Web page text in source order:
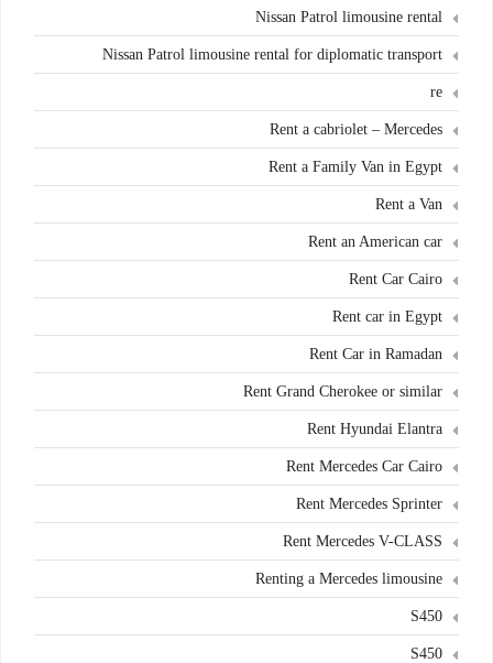
Nissan Patrol limousine rental
Nissan Patrol limousine rental for diplomatic transport
re
Rent a cabriolet – Mercedes
Rent a Family Van in Egypt
Rent a Van
Rent an American car
Rent Car Cairo
Rent car in Egypt
Rent Car in Ramadan
Rent Grand Cherokee or similar
Rent Hyundai Elantra
Rent Mercedes Car Cairo
Rent Mercedes Sprinter
Rent Mercedes V-CLASS
Renting a Mercedes limousine
S450
S450